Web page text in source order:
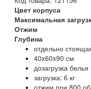
Цвет корпуса
Максимальная
Отжим
Глубина
отдельно
40x60x90 см
дозагрузка белья
загрузка: 6 кг
отжим при 800